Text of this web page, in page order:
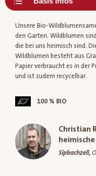
Unsere Bio-
den Garten. Wildblumen
die bei uns heimisch sind.
Wildblumen besteht aus
Papier verbraucht es in der
und ist zudem recycelbar.
100 % BIO
Christian
Sipbachzell,